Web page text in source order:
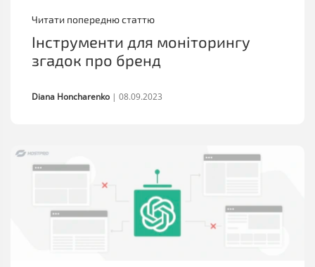
Читати попередню статтю
Інструменти для моніторингу
згадок про бренд
Diana Honcharenko | 08.09.2023